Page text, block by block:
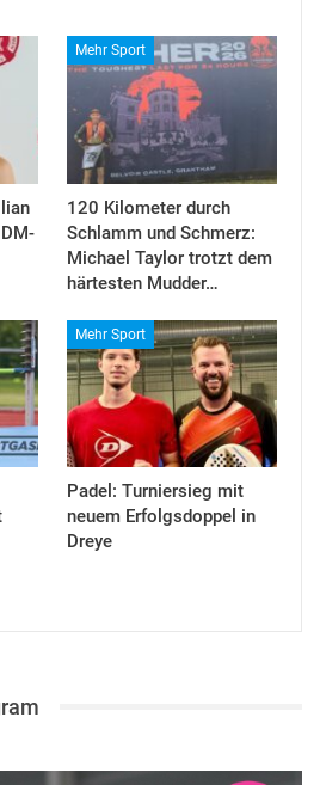
Mehr Sport
120 Kilometer durch
Schlamm und Schmerz:
Michael Taylor trotzt dem
härtesten Mudder…
Mehr Sport
Padel: Turniersieg mit
neuem Erfolgsdoppel in
Dreye